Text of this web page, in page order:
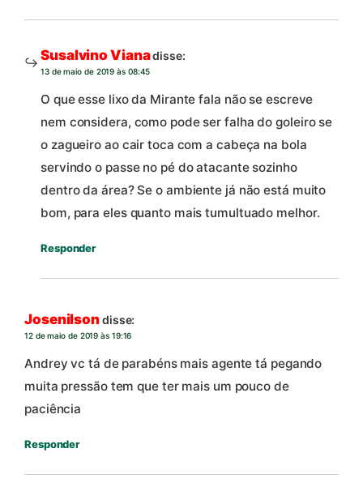
Susalvino Vianadisse:
13 de maio de 2019 às 08:45
O que esse lixo da Mirante fala não se escreve
nem considera, como pode ser falha do goleiro se
o zagueiro ao cair toca com a cabeça na bola
servindo o passe no pé do atacante sozinho
dentro da área? Se o ambiente já não está muito
bom, para eles quanto mais tumultuado melhor.
Responder
Josenilsondisse:
12 de maio de 2019 às 19:16
Andrey vc tá de parabéns mais agente tá pegando
muita pressão tem que ter mais um pouco de
paciência
Responder